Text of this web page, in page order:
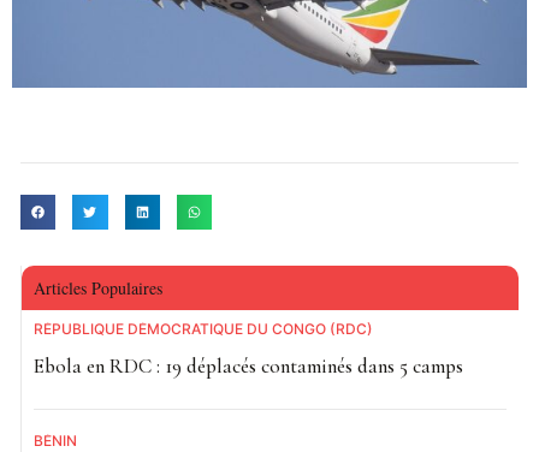
Articles Populaires
RÉPUBLIQUE DÉMOCRATIQUE DU CONGO (RDC)
Ebola en RDC : 19 déplacés contaminés dans 5 camps
BÉNIN